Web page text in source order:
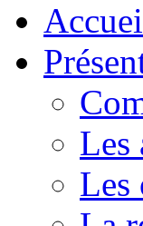
Les
Les